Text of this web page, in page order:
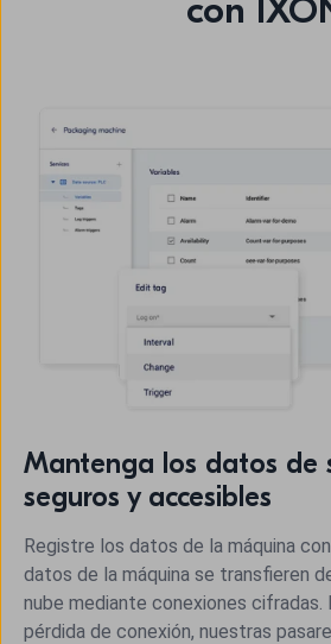
con
Mantenga los datos de
seguros y accesibles
Registre los datos de la máquina
datos de la máquina se transfieren
nube mediante conexiones cifradas.
pérdida de conexión, nuestras